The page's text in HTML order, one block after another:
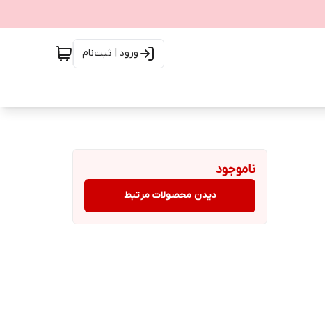
ورود | ثبت‌نام
ناموجود
دیدن محصولات مرتبط